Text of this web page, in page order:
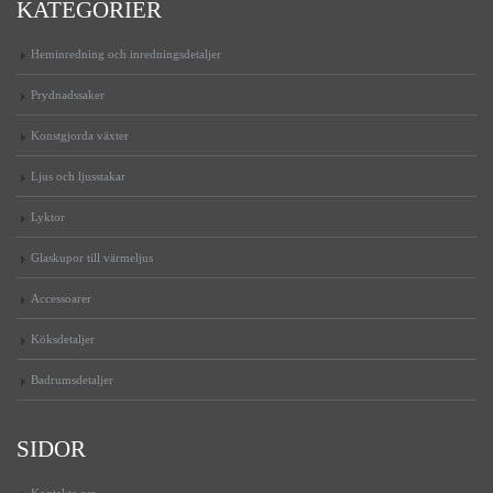
KATEGORIER
Heminredning och inredningsdetaljer
Prydnadssaker
Konstgjorda växter
Ljus och ljusstakar
Lyktor
Glaskupor till värmeljus
Accessoarer
Köksdetaljer
Badrumsdetaljer
SIDOR